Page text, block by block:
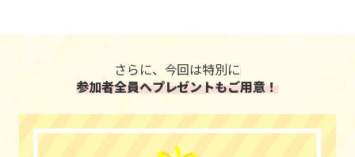
さらに、今回は特別に
参加者全員へプレゼントもご用意！